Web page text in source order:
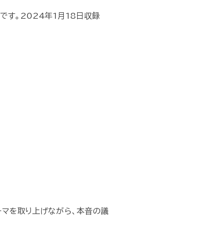
です。2024年1月18日収録
マを取り上げながら、本音の議